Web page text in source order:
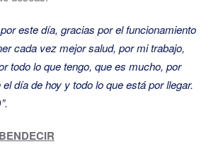
este día, gracias por el funcionamiento
cada vez mejor salud, por mi trabajo,
todo lo que tengo, que es mucho, por
día de hoy y todo lo que está por llegar.